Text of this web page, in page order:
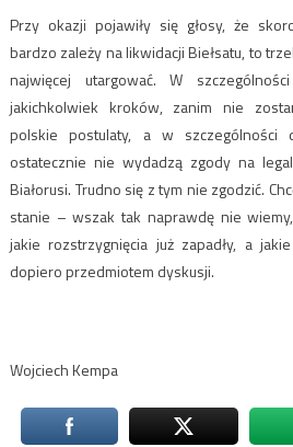
Przy okazji pojawiły się głosy, że
bardzo zależy na likwidacji Biełsatu, to
najwięcej utargować. W
jakichkolwiek kroków, zanim nie
polskie postulaty, a w szczególności
ostatecznie nie wydadzą zgody na
Białorusi. Trudno się z tym nie zgodzić.
stanie – wszak tak naprawdę nie
jakie rozstrzygnięcia już zapadły, a
dopiero przedmiotem dyskusji.
Wojciech Kempa